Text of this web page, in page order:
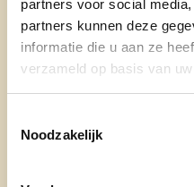
partners voor social
partners kunnen deze
informatie die u aan ze
verzameld op basis van
Noodzakelijk
een kans, zolang er
In haar vrije tijd is ze
poëzie, familie en
Wat doet zij:
° Voorzitter Vrouw &